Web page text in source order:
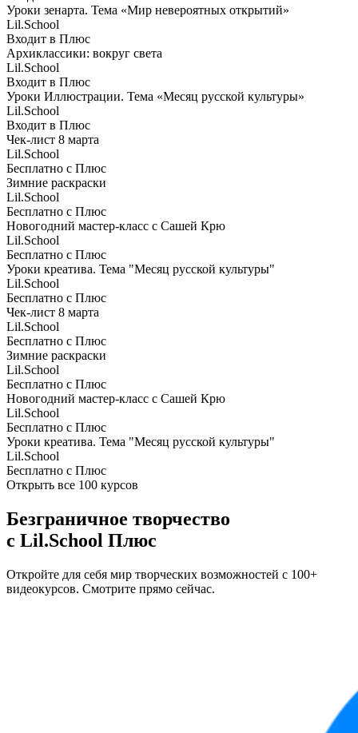
Уроки зенарта. Тема «Мир невероятных открытий»
Lil.School
Входит в Плюс
Архиклассики: вокруг света
Lil.School
Входит в Плюс
Уроки Иллюстрации. Тема «Месяц русской культуры»
Lil.School
Входит в Плюс
Чек-лист 8 марта
Lil.School
Бесплатно с Плюс
Зимние раскраски
Lil.School
Бесплатно с Плюс
Новогодний мастер-класс с Сашей Крю
Lil.School
Бесплатно с Плюс
Уроки креатива. Тема "Месяц русской культуры"
Lil.School
Бесплатно с Плюс
Чек-лист 8 марта
Lil.School
Бесплатно с Плюс
Зимние раскраски
Lil.School
Бесплатно с Плюс
Новогодний мастер-класс с Сашей Крю
Lil.School
Бесплатно с Плюс
Уроки креатива. Тема "Месяц русской культуры"
Lil.School
Бесплатно с Плюс
Открыть все 100 курсов
Безграничное творчество
с Lil.School Плюс
Откройте для себя мир творческих возможностей с 100+
видеокурсов. Смотрите прямо сейчас.